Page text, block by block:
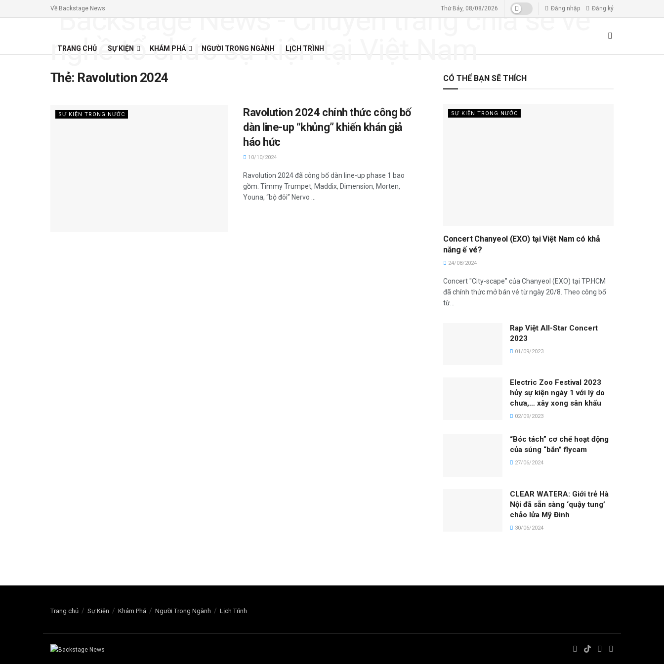
Về Backstage News Thứ Bảy, 08/08/2026 Đăng nhập Đăng ký
TRANG CHỦ SỰ KIỆN KHÁM PHÁ NGƯỜI TRONG NGÀNH LỊCH TRÌNH
Thẻ: Ravolution 2024
SỰ KIỆN TRONG NƯỚC
Ravolution 2024 chính thức công bố
dàn line-up “khủng” khiến khán giả
háo hức
10/10/2024
Ravolution 2024 đã công bố dàn line-up phase 1 bao
gồm: Timmy Trumpet, Maddix, Dimension, Morten,
Youna, “bộ đôi” Nervo ...
CÓ THỂ BẠN SẼ THÍCH
SỰ KIỆN TRONG NƯỚC
Concert Chanyeol (EXO) tại Việt Nam có khả
năng ế vé?
24/08/2024
Concert "City-scape" của Chanyeol (EXO) tại TP.HCM
đã chính thức mở bán vé từ ngày 20/8. Theo công bố
từ...
Rap Việt All-Star Concert
2023
01/09/2023
Electric Zoo Festival 2023
hủy sự kiện ngày 1 với lý do
chưa,… xây xong sân khấu
02/09/2023
“Bóc tách” cơ chế hoạt động
của súng “bắn” flycam
27/06/2024
CLEAR WATERA: Giới trẻ Hà
Nội đã sẵn sàng ‘quậy tung’
chảo lửa Mỹ Đình
30/06/2024
Trang chủ Sự Kiện Khám Phá Người Trong Ngành Lịch Trình